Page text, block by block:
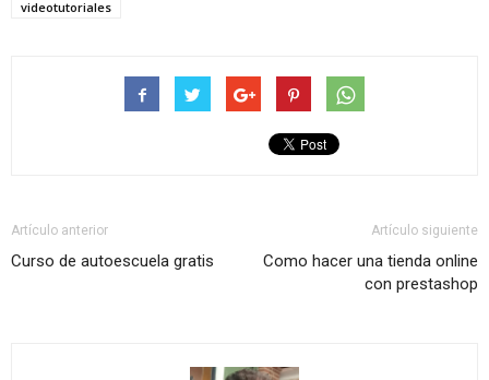
videotutoriales
Artículo anterior
Curso de autoescuela gratis
Artículo siguiente
Como hacer una tienda online
con prestashop